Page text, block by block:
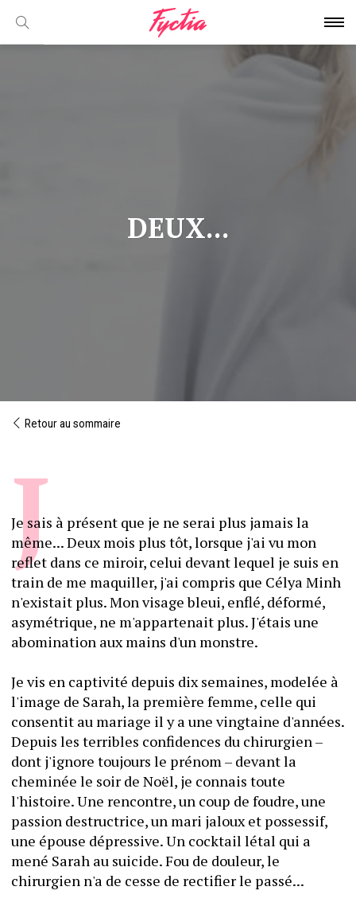
DEUX...
Retour au sommaire
Je sais à présent que je ne serai plus jamais la
même... Deux mois plus tôt, lorsque j'ai vu mon
reflet dans ce miroir, celui devant lequel je suis en
train de me maquiller, j'ai compris que Célya Minh
n'existait plus. Mon visage bleui, enflé, déformé,
asymétrique, ne m'appartenait plus. J'étais une
abomination aux mains d'un monstre.
Je vis en captivité depuis dix semaines, modelée à
l'image de Sarah, la première femme, celle qui
consentit au mariage il y a une vingtaine d'années.
Depuis les terribles confidences du chirurgien –
dont j'ignore toujours le prénom – devant la
cheminée le soir de Noël, je connais toute
l'histoire. Une rencontre, un coup de foudre, une
passion destructrice, un mari jaloux et possessif,
une épouse dépressive. Un cocktail létal qui a
mené Sarah au suicide. Fou de douleur, le
chirurgien n'a de cesse de rectifier le passé...